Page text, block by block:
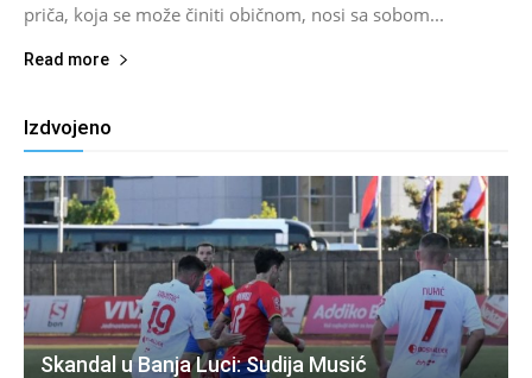
priča, koja se može činiti običnom, nosi sa sobom...
Read more
Izdvojeno
Skandal u Banja Luci: Sudija Musić